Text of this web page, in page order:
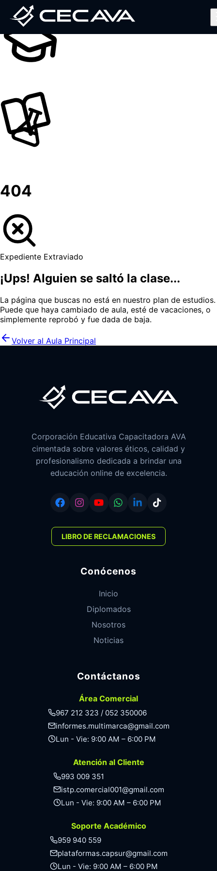
Nosotros
Valida tu CertificadoIngresar al Aula Virtual
404
Expediente Extraviado
¡Ups! Alguien se saltó la clase...
La página que buscas no está en nuestro plan de estudios.
Puede que haya cambiado de aula, esté de vacaciones, o
simplemente reprobó y fue dada de baja.
Volver al Aula Principal
Corporación Educativa Capacitadora AVA
cimentada sobre valores éticos, calidad y
profesionalismo dedicada a brindar una
educación online de excelencia.
LIBRO DE RECLAMACIONES
Conócenos
Inicio
Diplomados
Nosotros
Noticias
Contáctanos
Área Comercial
967 212 323 / 052 350006
informes.multimarca@gmail.com
Lun - Vie: 9:00 AM – 6:00 PM
Atención al Cliente
993 009 351
istp.comercial001@gmail.com
Lun - Vie: 9:00 AM – 6:00 PM
Soporte Académico
959 940 559
plataformas.capsur@gmail.com
Lun - Vie: 9:00 AM – 6:00 PM